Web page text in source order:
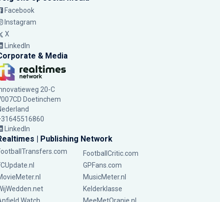
Facebook
Instagram
X
LinkedIn
& Media
20-C
Doetinchem
LinkedIn
| Publishing Network
FootballCritic.com
GPFans.com
MusicMeter.nl
Kelderklasse